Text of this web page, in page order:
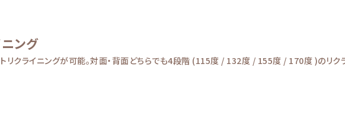
ング
リクライニングが可能。対面・背面どちらでも4段階 (115度 / 132度 / 155度 / 170度 )のリク